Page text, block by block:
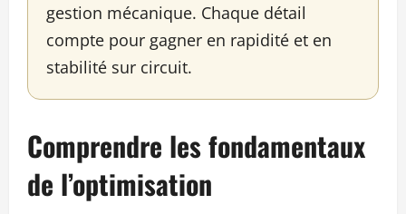
gestion mécanique. Chaque détail
compte pour gagner en rapidité et en
stabilité sur circuit.
Comprendre les fondamentaux
de l’optimisation